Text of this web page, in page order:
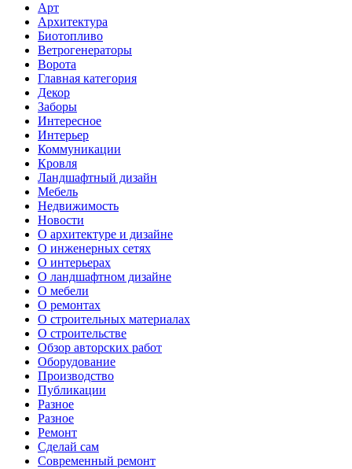
Арт
Архитектура
Биотопливо
Ветрогенераторы
Ворота
Главная категория
Декор
Заборы
Интересное
Интерьер
Коммуникации
Кровля
Ландшафтный дизайн
Мебель
Недвижимость
Новости
О архитектуре и дизайне
О инженерных сетях
О интерьерах
О ландшафтном дизайне
О мебели
О ремонтах
О строительных материалах
О строительстве
Обзор авторских работ
Оборудование
Производство
Публикации
Разное
Разное
Ремонт
Сделай сам
Современный ремонт